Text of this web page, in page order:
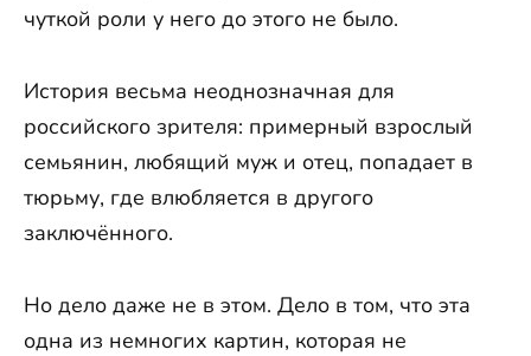
чуткой роли у него до этого не было.
История весьма неоднозначная для
российского зрителя: примерный взрослый
семьянин, любящий муж и отец, попадает в
тюрьму, где влюбляется в другого
заключённого.
Но дело даже не в этом. Дело в том, что эта
одна из немногих картин, которая не